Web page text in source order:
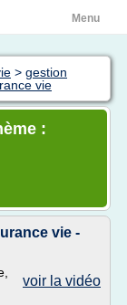
Menu
> gestion
vie
:
vie -
voir la vidéo